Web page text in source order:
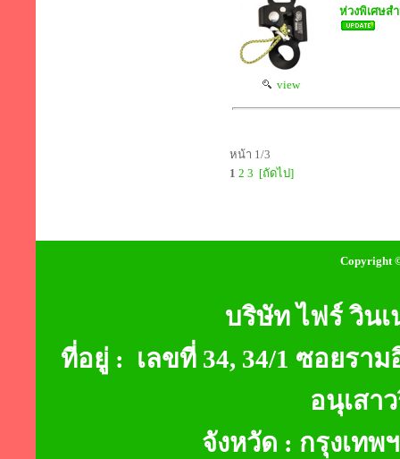
view
ห่วงพิเศษส
หน้า 1/3
1 2 3 [ถัดไป]
Copyright
บริษัท ไฟร์ วิน
ที่อยู่ : เลขที่ 34, 34/1 ซอยรา
อนุเสา
จังหวัด : กรุงเท